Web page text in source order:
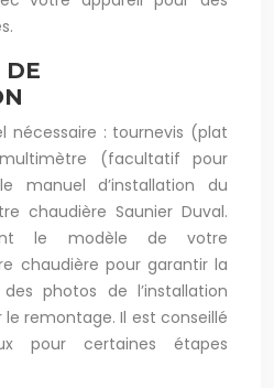
DE
nécessaire : tournevis (plat
(facultatif pour
manuel d’installation du
chaudière Saunier Duval.
le modèle de votre
chaudière pour garantir la
photos de l’installation
remontage. Il est conseillé
pour certaines étapes